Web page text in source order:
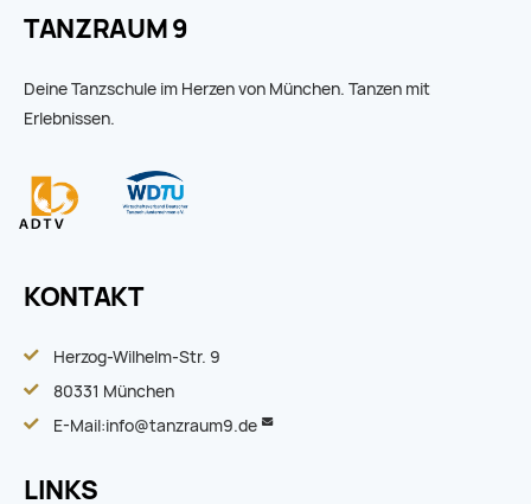
TANZRAUM 9
Deine Tanzschule im Herzen von München. Tanzen mit
Erlebnissen.
KONTAKT
Herzog-Wilhelm-Str. 9
80331 München
E-Mail:info@tanzraum9.de
LINKS